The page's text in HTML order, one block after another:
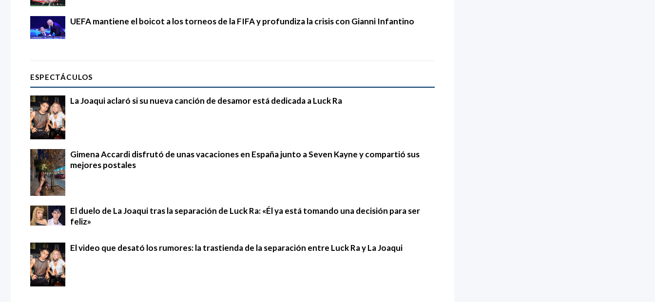
UEFA mantiene el boicot a los torneos de la FIFA y profundiza la crisis con Gianni Infantino
ESPECTÁCULOS
La Joaqui aclaró si su nueva canción de desamor está dedicada a Luck Ra
Gimena Accardi disfrutó de unas vacaciones en España junto a Seven Kayne y compartió sus
mejores postales
El duelo de La Joaqui tras la separación de Luck Ra: «Él ya está tomando una decisión para ser
feliz»
El video que desató los rumores: la trastienda de la separación entre Luck Ra y La Joaqui